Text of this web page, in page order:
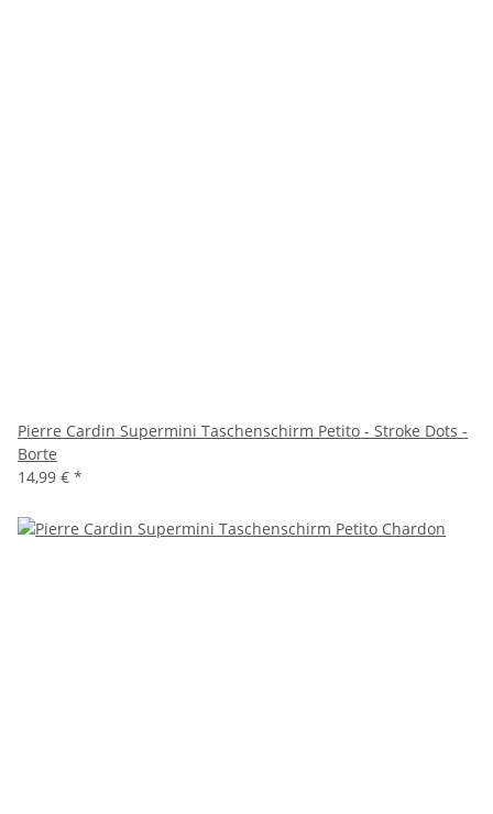
Pierre Cardin Supermini Taschenschirm Petito - Stroke Dots -
Borte
14,99 € *